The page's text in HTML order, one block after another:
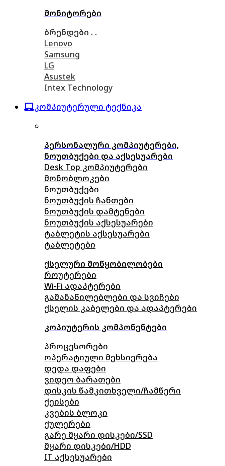
მონიტორები
ბრენდები . .
Lenovo
Samsung
LG
Asustek
Intex Technology
კომპიუტერული ტექნიკა
პერსონალური კომპიუტერები,
ნოუთბუქები და აქსესუარები
Desk Top კომპიუტერები
მონობლოკები
ნოუთბუქები
ნოუთბუქის ჩანთები
ნოუთბუქის დამტენები
ნოუთბუქის აქსესუარები
ტაბლეტის აქსესუარები
ტაბლეტები
ქსელური მოწყობილობები
როუტერები
Wi-Fi ადაპტერები
გამანაწილებლები და სვიჩები
ქსელის კაბელები და ადაპტერები
კოპიუტერის კომპონენტები
პროცესორები
ოპერატიული მეხსიერება
დედა დაფები
ვიდეო ბარათები
დისკის წამკითხველი/ჩამწერი
ქეისები
კვების ბლოკი
ქულერები
გარე მყარი დისკები/SSD
მყარი დისკები/HDD
IT აქსესუარები